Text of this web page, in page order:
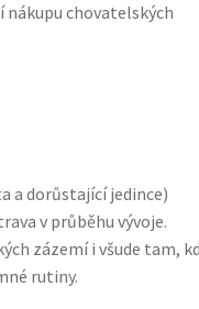
chovatelských
a dorůstající jedince)
v průběhu vývoje.
zázemí i všude tam,
rutiny.